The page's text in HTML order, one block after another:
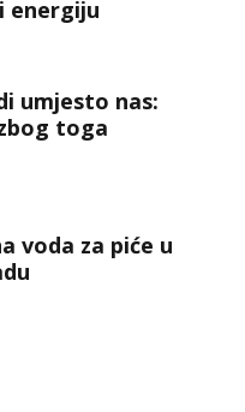
energiju
umjesto nas:
toga
voda za piće u